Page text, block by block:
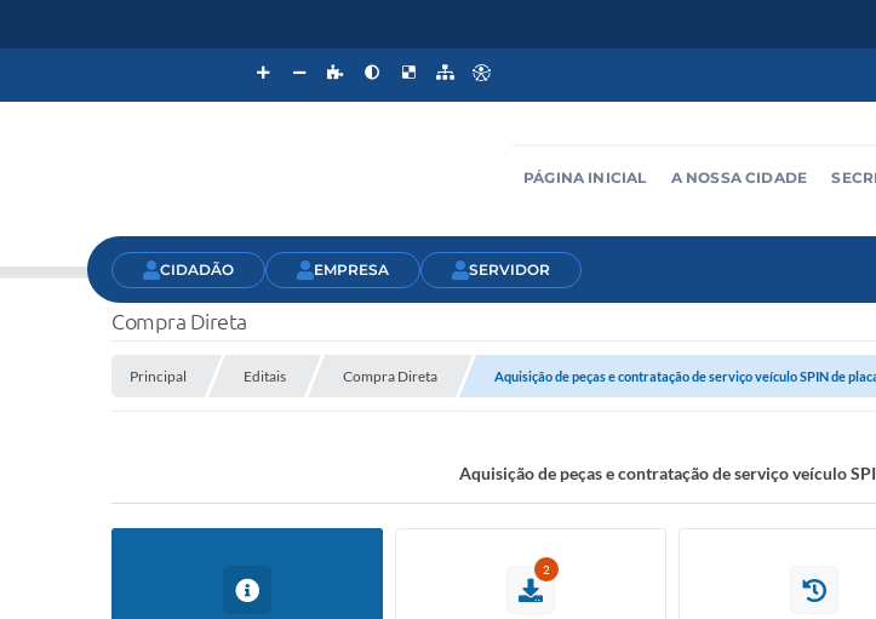
PÁGINA INICIAL A NOSSA CIDADE
CIDADÃO EMPRESA SERVIDOR
Compra Direta
Principal Editais Compra Direta Aquisição de peças e contratação de serviço veículo SPIN de
Aquisição de peças e contratação de serviço veículo
2